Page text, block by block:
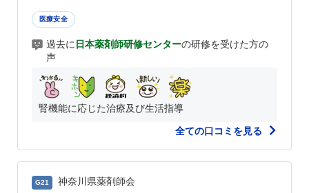
医療安全
過去に 日本薬剤師研修センターの研修を受けた方の
声
腎機能に応じた治療及び生活指導
全ての口コミを見る
G21 神奈川県薬剤師会